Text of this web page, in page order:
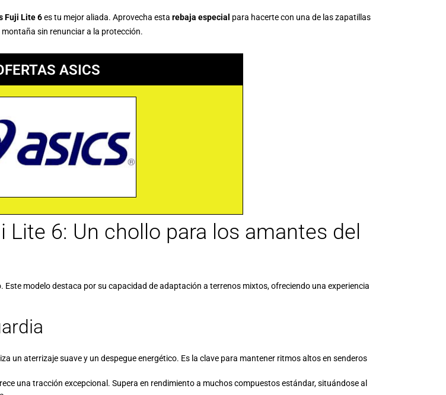
Fuji Lite 6es tu mejor aliada. Aprovecha esta rebaja especial para hacerte con una de las zapatillas
sin renunciar a la protección.
ASICS
6: Un chollo para los amantes del
modelo destaca por su capacidad de adaptación a terrenos mixtos, ofreciendo una experiencia
un aterrizaje suave y un despegue energético. Es la clave para mantener ritmos altos en senderos
una tracción excepcional. Supera en rendimiento a muchos compuestos estándar, situándose al